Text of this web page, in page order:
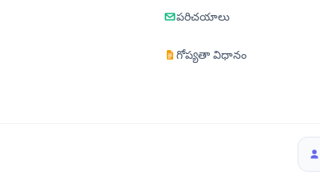
పరిచయాలు
గోప్యతా విధానం